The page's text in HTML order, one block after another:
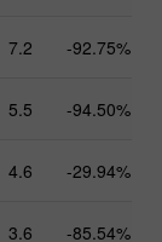
7.2 -92.75%
5.5 -94.50%
4.6 -29.94%
3.6 -85.54%